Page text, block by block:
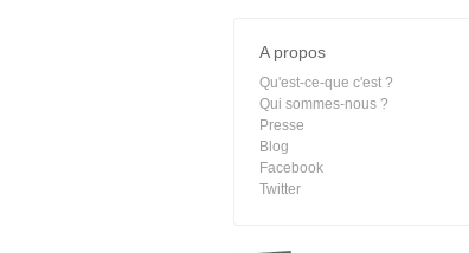
A propos
Qu'est-ce-que c'est ?
Qui sommes-nous ?
Presse
Blog
Facebook
Twitter